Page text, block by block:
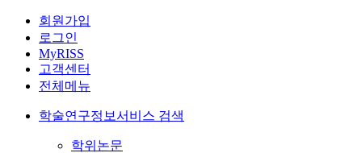
회원가입
로그인
MyRISS
고객센터
전체메뉴
학술연구정보서비스 검색
학위논문